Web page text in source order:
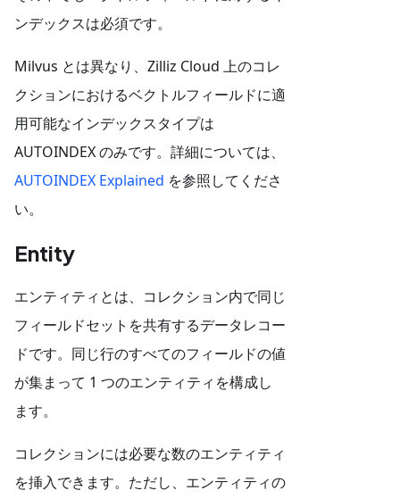
ンデックスは必須です。
Milvus とは異なり、Zilliz Cloud 上のコレ
クションにおけるベクトルフィールドに適
用可能なインデックスタイプは
AUTOINDEX のみです。詳細については、
AUTOINDEX Explained を参照してくださ
い。
Entity
エンティティとは、コレクション内で同じ
フィールドセットを共有するデータレコー
ドです。同じ行のすべてのフィールドの値
が集まって 1 つのエンティティを構成し
ます。
コレクションには必要な数のエンティティ
を挿入できます。ただし、エンティティの